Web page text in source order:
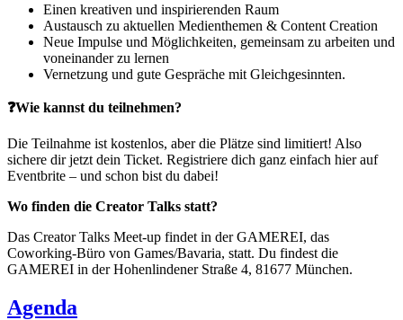
Einen kreativen und inspirierenden Raum
Austausch zu aktuellen Medienthemen & Content Creation
Neue Impulse und Möglichkeiten, gemeinsam zu arbeiten und
voneinander zu lernen
Vernetzung und gute Gespräche mit Gleichgesinnten.
❓Wie kannst du teilnehmen?
Die Teilnahme ist kostenlos, aber die Plätze sind limitiert! Also
sichere dir jetzt dein Ticket. Registriere dich ganz einfach hier auf
Eventbrite – und schon bist du dabei!
Wo finden die Creator Talks statt?
Das Creator Talks Meet-up findet in der GAMEREI, das
Coworking-Büro von Games/Bavaria, statt. Du findest die
GAMEREI in der Hohenlindener Straße 4, 81677 München.
Agenda